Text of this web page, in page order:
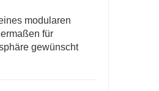
modularen
für
gewünscht